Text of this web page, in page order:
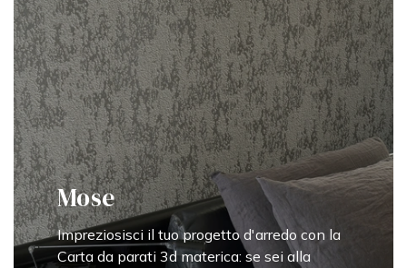
Mose
Impreziosisci il tuo progetto d'arredo con la
Carta da parati 3d materica: se sei alla